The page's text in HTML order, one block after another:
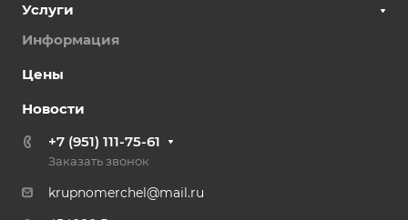
Услуги
Информация
Цены
Новости
+7 (951) 111-75-61
Заказать звонок
krupnomerchel@mail.ru